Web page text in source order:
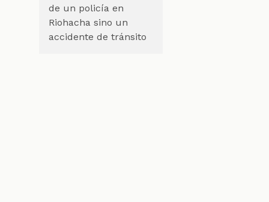
de un policía en
Riohacha sino un
accidente de tránsito